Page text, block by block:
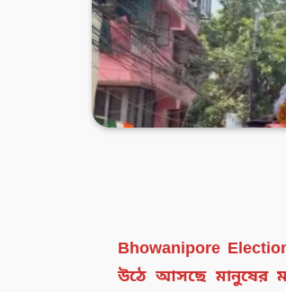
Bhowanipore
উঠে আসছে মানুষের